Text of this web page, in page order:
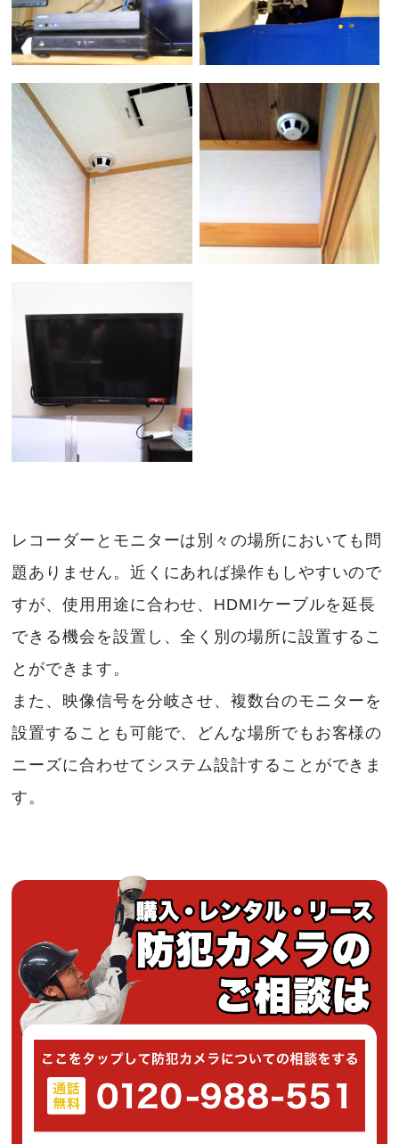
レコーダーとモニターは別々の場所においても問
題ありません。近くにあれば操作もしやすいので
すが、使用用途に合わせ、HDMIケーブルを延長
できる機会を設置し、全く別の場所に設置するこ
とができます。
また、映像信号を分岐させ、複数台のモニターを
設置することも可能で、どんな場所でもお客様の
ニーズに合わせてシステム設計することができま
す。